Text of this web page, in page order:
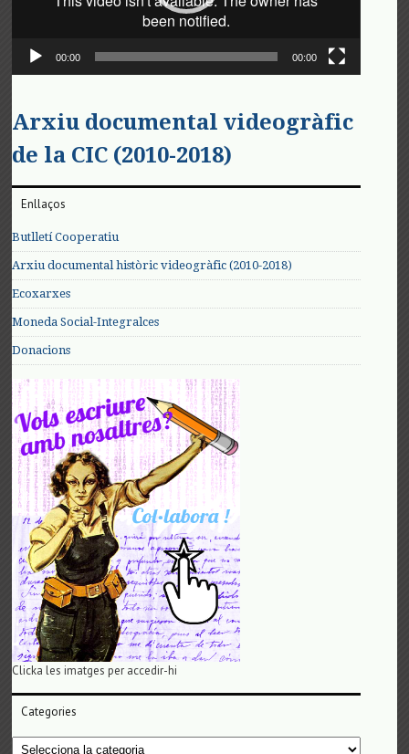
00:00 00:00
Arxiu documental videogràfic
de la CIC (2010-2018)
Enllaços
Butlletí Cooperatiu
Arxiu documental històric videogràfic (2010-2018)
Ecoxarxes
Moneda Social-Integralces
Donacions
Clicka les imatges per accedir-hi
Categories
Categories